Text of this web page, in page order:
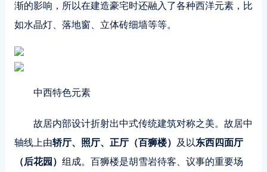
渐的影响，所以在建造豪宅时还融入了各种西洋元素，比
如水晶灯、落地窗、立体砖细墙等等。
中西特色元素
故居内部设计折射出中式传统建筑对称之美。故居中
轴线上由轿厅、照厅、正厅（百狮楼） 及以东西四面厅
（后花园） 组成。百狮楼是胡雪岩待客、议事的重要场